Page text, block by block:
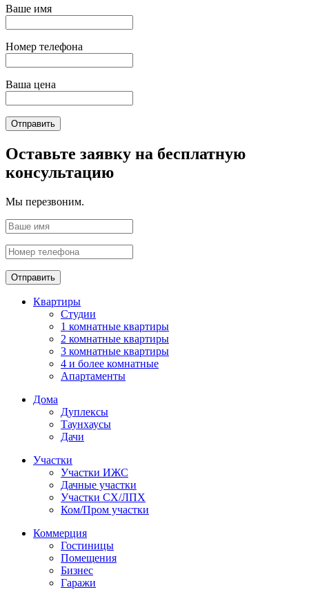
Ваше имя
Номер телефона
Ваша цена
Отправить
Оставьте заявку на бесплатную
консультацию
Мы перезвоним.
Отправить
Квартиры
Студии
1 комнатные квартиры
2 комнатные квартиры
3 комнатные квартиры
4 и более комнатные
Апартаменты
Дома
Дуплексы
Таунхаусы
Дачи
Участки
Участки ИЖС
Дачные участки
Участки СХ/ЛПХ
Ком/Пром участки
Коммерция
Гостиницы
Помещения
Бизнес
Гаражи